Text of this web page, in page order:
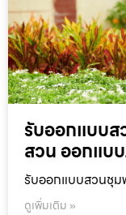
รับออกแบบ
สวน ออกแบ
รับออกแบบสวนชุ
ดูเพิ่มเติม »